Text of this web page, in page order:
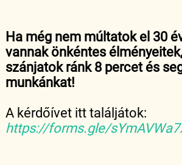
Ha még nem múltatok el 30
vannak önkéntes
szánjatok ránk 8 percet és
munkánkat!
A kérdőívet itt találjátok:
https://forms.gle/